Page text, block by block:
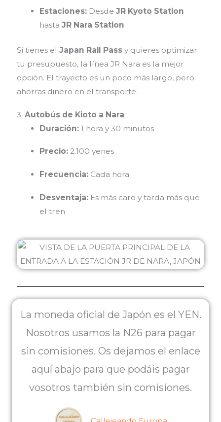
Estaciones: DesdeJR Kyoto Station
hastaJR Nara Station
Si tienes el Japan Rail Passy quieres optimizar
tu presupuesto, la línea JR Nara es la mejor
opción. El trayecto es un poco más largo, pero
ahorras dinero en el transporte.
3. Autobús de Kioto a Nara
Duración: 1 hora y 30 minutos
Precio: 2.100 yenes
Frecuencia: Cada hora
Desventaja: Es más caro y tarda más que
el tren
La moneda oficial de Japón es el YEN.
Nosotros usamos la N26 para pagar
sin comisiones. Os dejamos el enlace
aquí abajo para que podáis pagar
vosotros también sin comisiones.